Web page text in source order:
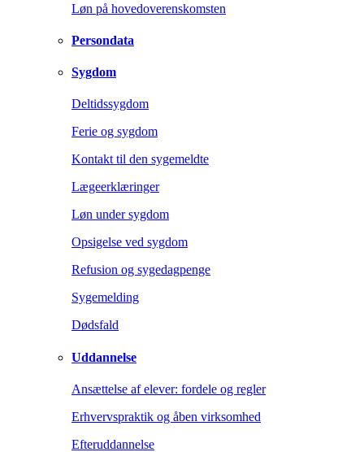
Løn på hovedoverenskomsten
Persondata
Sygdom
Deltidssygdom
Ferie og sygdom
Kontakt til den sygemeldte
Lægeerklæringer
Løn under sygdom
Opsigelse ved sygdom
Refusion og sygedagpenge
Sygemelding
Dødsfald
Uddannelse
Ansættelse af elever: fordele og regler
Erhvervspraktik og åben virksomhed
Efteruddannelse